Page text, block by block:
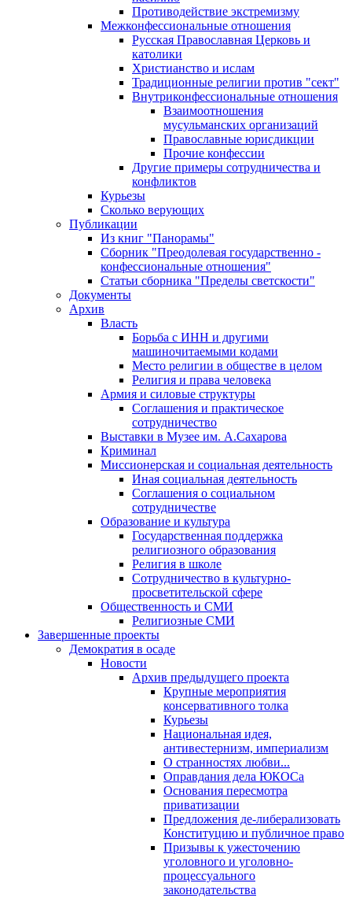
Противодействие экстремизму
Межконфессиональные отношения
Русская Православная Церковь и
католики
Христианство и ислам
Традиционные религии против "сект"
Внутриконфессиональные отношения
Взаимоотношения
мусульманских организаций
Православные юрисдикции
Прочие конфессии
Другие примеры сотрудничества и
конфликтов
Курьезы
Сколько верующих
Публикации
Из книг "Панорамы"
Сборник "Преодолевая государственно -
конфессиональные отношения"
Статьи сборника "Пределы светскости"
Документы
Архив
Власть
Борьба с ИНН и другими
машиночитаемыми кодами
Место религии в обществе в целом
Религия и права человека
Армия и силовые структуры
Соглашения и практическое
сотрудничество
Выставки в Музее им. А.Сахарова
Криминал
Миссионерская и социальная деятельность
Иная социальная деятельность
Соглашения о социальном
сотрудничестве
Образование и культура
Государственная поддержка
религиозного образования
Религия в школе
Сотрудничество в культурно-
просветительской сфере
Общественность и СМИ
Религиозные СМИ
Завершенные проекты
Демократия в осаде
Новости
Архив предыдущего проекта
Крупные мероприятия
консервативного толка
Курьезы
Национальная идея,
антивестернизм, империализм
О странностях любви...
Оправдания дела ЮКОСа
Основания пересмотра
приватизации
Предложения де-либерализовать
Конституцию и публичное право
Призывы к ужесточению
уголовного и уголовно-
процессуального
законодательства